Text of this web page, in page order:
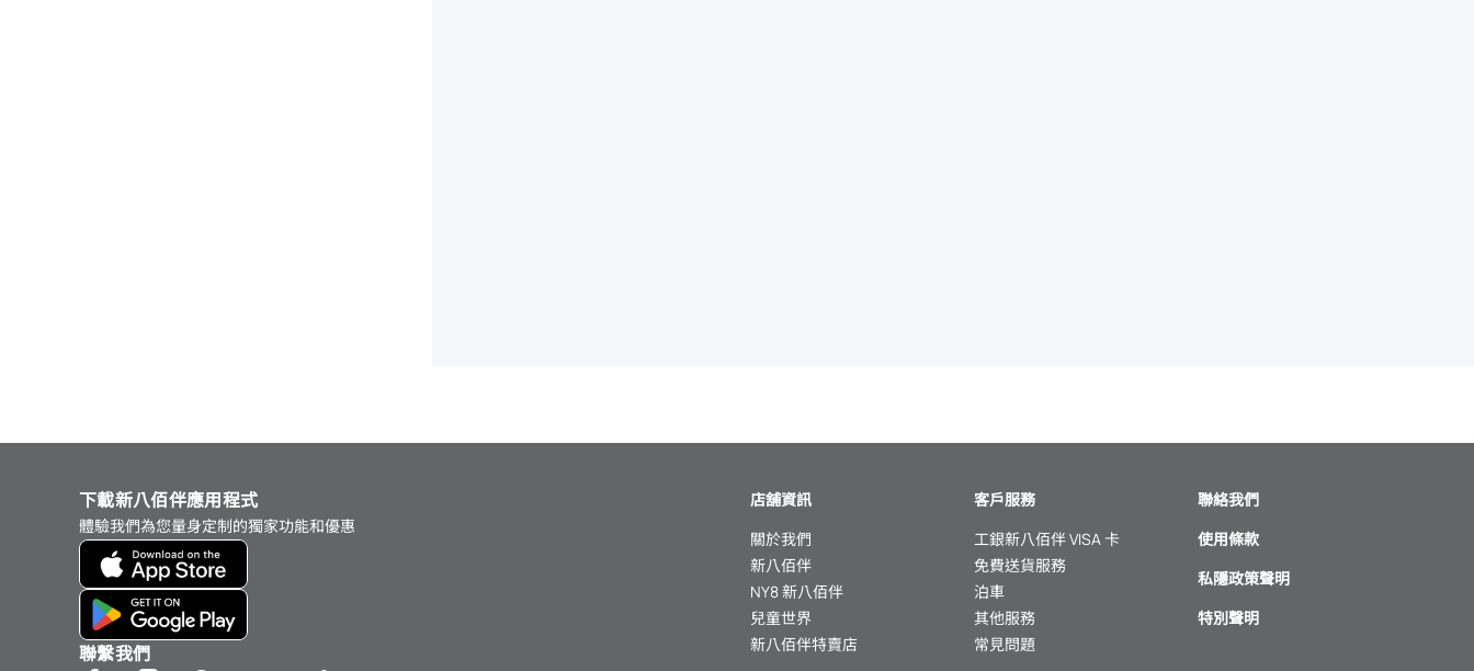
下載新八佰伴應用程式
體驗我們為您量身定制的獨家功能和優惠
聯繫我們
店舖資訊
關於我們
新八佰伴
NY8 新八佰伴
兒童世界
新八佰伴特賣店
客戶服務
工銀新八佰伴 VISA 卡
免費送貨服務
泊車
其他服務
常見問題
聯絡我們
使用條款
私隱政策聲明
特別聲明